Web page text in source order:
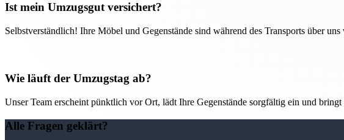
Ist mein Umzugsgut versichert?
Selbstverständlich! Ihre Möbel und Gegenstände sind während des Transports über uns
Wie läuft der Umzugstag ab?
Unser Team erscheint pünktlich vor Ort, lädt Ihre Gegenstände sorgfältig ein und
Alle Fragen geklärt?